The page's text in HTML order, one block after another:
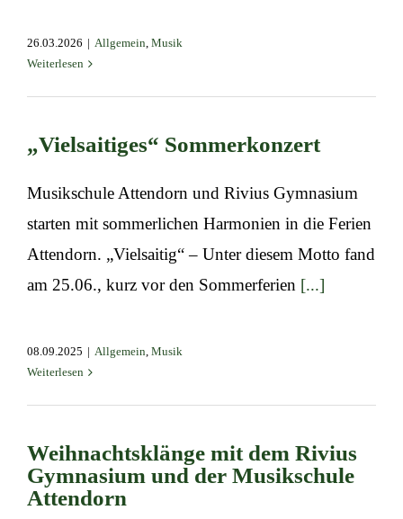
26.03.2026 | Allgemein, Musik
Weiterlesen
„Vielsaitiges“ Sommerkonzert
Musikschule Attendorn und Rivius Gymnasium
starten mit sommerlichen Harmonien in die Ferien
Attendorn. „Vielsaitig“ – Unter diesem Motto fand
am 25.06., kurz vor den Sommerferien [...]
08.09.2025 | Allgemein, Musik
Weiterlesen
Weihnachtsklänge mit dem Rivius
Gymnasium und der Musikschule
Attendorn